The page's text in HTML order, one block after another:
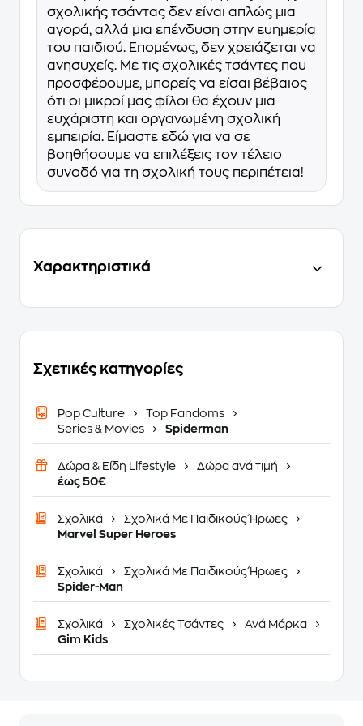
σχολικής τσάντας δεν είναι απλώς μια
αγορά, αλλά μια επένδυση στην ευημερία
του παιδιού. Επομένως, δεν χρειάζεται να
ανησυχείς. Με τις σχολικές τσάντες που
προσφέρουμε, μπορείς να είσαι βέβαιος
ότι οι μικροί μας φίλοι θα έχουν μια
ευχάριστη και οργανωμένη σχολική
εμπειρία. Είμαστε εδώ για να σε
βοηθήσουμε να επιλέξεις τον τέλειο
συνοδό για τη σχολική τους περιπέτεια!
Χαρακτηριστικά
Σχετικές κατηγορίες
Pop Culture
Top Fandoms
Series & Movies
Spiderman
Δώρα & Είδη Lifestyle
Δώρα ανά τιμή
έως 50€
Σχολικά
Σχολικά Με Παιδικούς Ήρωες
Marvel Super Heroes
Σχολικά
Σχολικά Με Παιδικούς Ήρωες
Spider-Man
Σχολικά Σχολικές Τσάντες
Ανά Μάρκα
Gim Kids